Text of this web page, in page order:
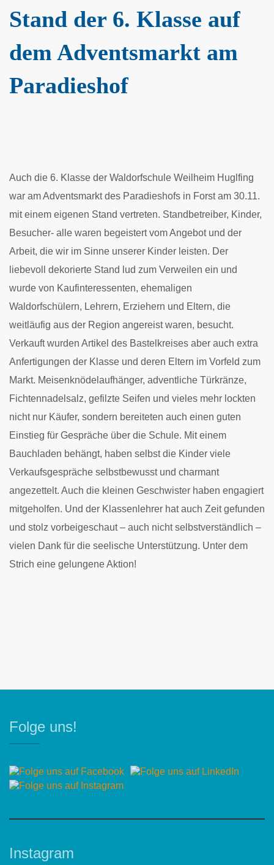
Stand der 6. Klasse auf
dem Adventsmarkt am
Paradieshof
Auch die 6. Klasse der Waldorfschule Weilheim Huglfing
war am Adventsmarkt des Paradieshofs in Forst am 30.11.
mit einem eigenen Stand vertreten. Standbetreiber, Kinder,
Besucher- alle waren begeistert vom Angebot und der
Arbeit, die wir im Sinne unserer Kinder leisten. Der
liebevoll dekorierte Stand lud zum Verweilen ein und
wurde von Kaufinteressenten, ehemaligen
Waldorfschülern, Lehrern, Erziehern und Eltern, die
weitläufig aus der Region angereist waren, besucht.
Verkauft wurden Artikel des Bastelkreises aber auch extra
Anfertigungen der Klasse und deren Eltern im Vorfeld zum
Markt. Meisenknödelaufhänger, adventliche Türkränze,
Fichtennadelsalz, gefilzte Seifen und vieles mehr lockten
nicht nur Käufer, sondern bereiteten auch einen guten
Einstieg für Gespräche über die Schule. Mit einem
Bauchladen behängt, haben selbst die Kinder viele
Verkaufsgespräche selbstbewusst und charmant
angezettelt. Auch die kleinen Geschwister haben engagiert
mitgeholfen. Und der Klassenlehrer hat auch Zeit gefunden
und stolz vorbeigeschaut – auch nicht selbstverständlich –
vielen Dank für die seelische Unterstützung. Unter dem
Strich eine gelungene Aktion!
Folge uns!
Instagram